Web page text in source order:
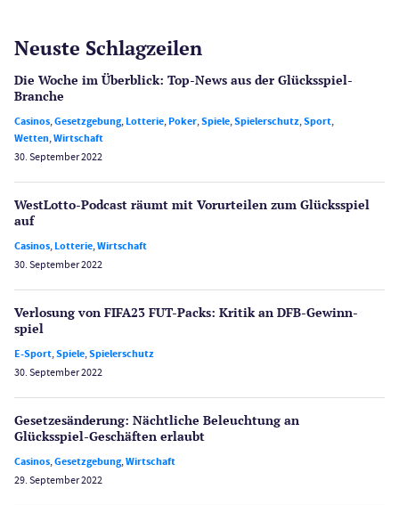
Neuste Schlagzeilen
Die Woche im Überblick: Top-News aus der Glücksspiel-
Branche
Casinos,Gesetzgebung,Lotterie,Poker,Spiele,Spielerschutz,Sport,
Wetten,Wirtschaft
30. September 2022
WestLotto-Podcast räumt mit Vorurteilen zum Glücksspiel
auf
Casinos,Lotterie,Wirtschaft
30. September 2022
Verlosung von FIFA23 FUT-Packs: Kritik an DFB-Gewinn­
spiel
E-Sport,Spiele,Spielerschutz
30. September 2022
Gesetzes­änderung: Nächtliche Beleuch­tung an
Glücksspiel-Geschäften erlaubt
Casinos,Gesetzgebung,Wirtschaft
29. September 2022